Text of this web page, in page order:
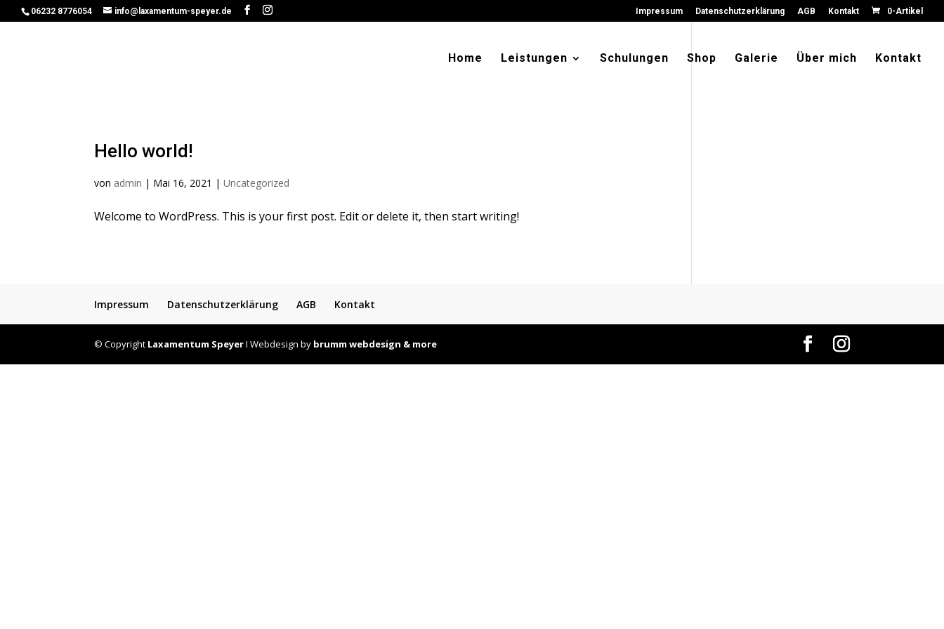
06232 8776054 info@laxamentum-speyer.de Impressum Datenschutzerklärung AGB Kontakt 0-Artikel
Home Leistungen Schulungen Shop Galerie Über mich Kontakt
Hello world!
von admin | Mai 16, 2021 |Uncategorized
Welcome to WordPress. This is your first post. Edit or delete it, then start writing!
Impressum Datenschutzerklärung AGB Kontakt
© Copyright Laxamentum SpeyerI Webdesign by brumm webdesign & more